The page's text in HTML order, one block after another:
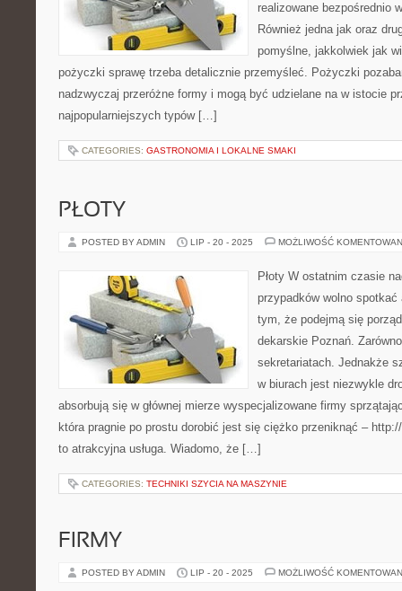
realizowane bezpośrednio
Również jedna jak oraz
pomyślne, jakkolwiek jak
pożyczki sprawę trzeba detalicznie przemyśleć. Pożyczki
nadzwyczaj przeróżne formy i mogą być udzielane na w istocie
najpopularniejszych typów […]
CATEGORIES: GASTRONOMIA I LOKALNE SMAKI
PŁOTY
POSTED BY ADMIN LIP - 20 - 2025 MOŻLIWOŚĆ
Płoty W ostatnim czasie
przypadków wolno
tym, że podejmą się
dekarskie Poznań.
sekretariatach. Jednakże
w biurach jest niezwykle
absorbują się w głównej mierze wyspecjalizowane firmy
która pragnie po prostu dorobić jest się ciężko przeniknąć –
to atrakcyjna usługa. Wiadomo, że […]
CATEGORIES: TECHNIKI SZYCIA NA MASZYNIE
FIRMY
POSTED BY ADMIN LIP - 20 - 2025 MOŻLIWOŚĆ